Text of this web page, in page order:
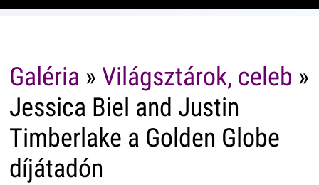
Galéria » Világsztárok, celeb »
Jessica Biel and Justin
Timberlake a Golden Globe
díjátadón